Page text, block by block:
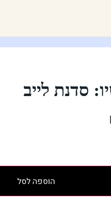
סדנת לייב
הוספה לסל